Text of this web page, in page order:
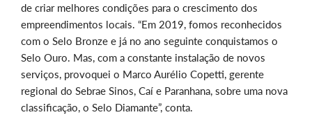
de criar melhores condições para o crescimento dos
empreendimentos locais. “Em 2019, fomos reconhecidos
com o Selo Bronze e já no ano seguinte conquistamos o
Selo Ouro. Mas, com a constante instalação de novos
serviços, provoquei o Marco Aurélio Copetti, gerente
regional do Sebrae Sinos, Caí e Paranhana, sobre uma nova
classificação, o Selo Diamante”, conta.